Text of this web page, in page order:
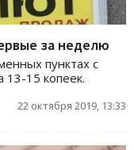
за неделю
пунктах с
13-15 копеек.
22 октября 2019, 13:33